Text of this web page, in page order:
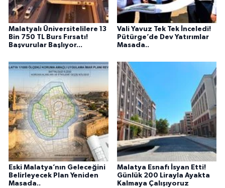
Malatyalı Üniversitelilere 13
Bin 750 TL Burs Fırsatı!
Başvurular Başlıyor...
Vali Yavuz Tek Tek İnceledi!
Pütürge’de Dev Yatırımlar
Masada..
Eski Malatya’nın Geleceğini
Belirleyecek Plan Yeniden
Masada..
Malatya Esnafı İsyan Etti!
Günlük 200 Lirayla Ayakta
Kalmaya Çalışıyoruz